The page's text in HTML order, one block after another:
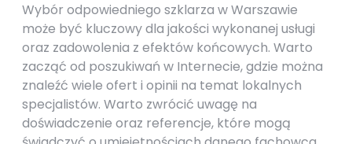
Wybór odpowiedniego szklarza w Warszawie
może być kluczowy dla jakości wykonanej usługi
oraz zadowolenia z efektów końcowych. Warto
zacząć od poszukiwań w Internecie, gdzie można
znaleźć wiele ofert i opinii na temat lokalnych
specjalistów. Warto zwrócić uwagę na
doświadczenie oraz referencje, które mogą